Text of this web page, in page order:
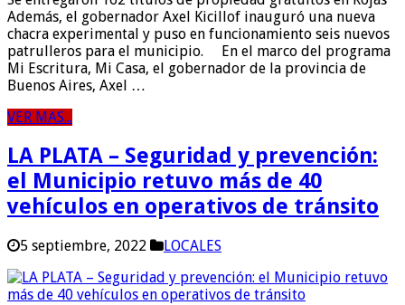
Además, el gobernador Axel Kicillof inauguró una nueva
chacra experimental y puso en funcionamiento seis nuevos
patrulleros para el municipio. En el marco del programa
Mi Escritura, Mi Casa, el gobernador de la provincia de
Buenos Aires, Axel …
VER MAS...
LA PLATA – Seguridad y prevención:
el Municipio retuvo más de 40
vehículos en operativos de tránsito
5 septiembre, 2022 LOCALES